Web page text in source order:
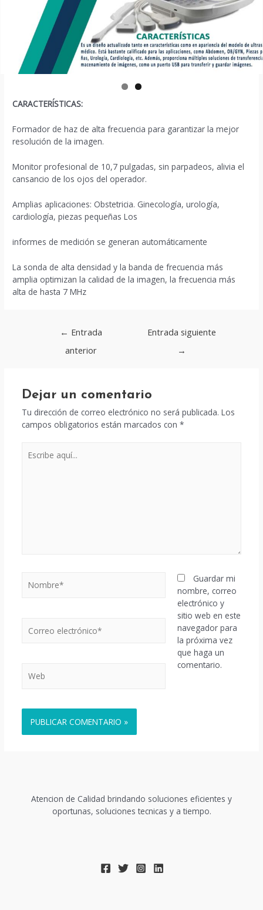
CARACTERÍSTICAS:
Formador de haz de alta frecuencia para garantizar la mejor
resolución de la imagen.
Monitor profesional de 10,7 pulgadas, sin parpadeos, alivia el
cansancio de los ojos del operador.
Amplias aplicaciones: Obstetricia. Ginecología, urología,
cardiología, piezas pequeñas Los
informes de medición se generan automáticamente
La sonda de alta densidad y la banda de frecuencia más
amplia optimizan la calidad de la imagen, la frecuencia más
alta de hasta 7 MHz
Navegación
← Entrada
anterior
Entrada siguiente
→
Dejar un comentario
Tu dirección de correo electrónico no será publicada. Los
campos obligatorios están marcados con *
aquí...
electrónico*
Guardar mi
nombre, correo
electrónico y
sitio web en este
navegador para
la próxima vez
que haga un
comentario.
Atencion de Calidad brindando soluciones eficientes y
oportunas, soluciones tecnicas y a tiempo.